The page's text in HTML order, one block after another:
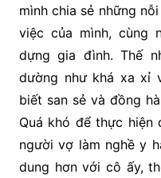
mình chia sẻ những
việc của mình, cùng
dựng gia đình. Thế
dường như khá xa xỉ
biết san sẻ và đồng
Quá khó để thực hiện
người vợ làm nghề y
dung hơn với cô ấy,